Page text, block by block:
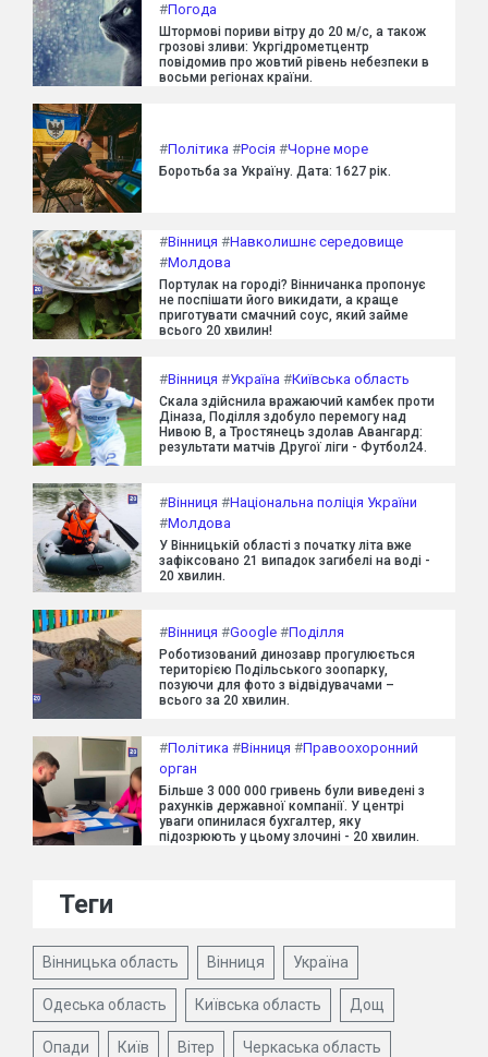
#Погода
Штормові пориви вітру до 20 м/с, а також
грозові зливи: Укргідрометцентр
повідомив про жовтий рівень небезпеки в
восьми регіонах країни.
#Політика #Росія #Чорне море
Боротьба за Україну. Дата: 1627 рік.
#Вінниця #Навколишнє середовище
#Молдова
Портулак на городі? Вінничанка пропонує
не поспішати його викидати, а краще
приготувати смачний соус, який займе
всього 20 хвилин!
#Вінниця #Україна #Київська область
Скала здійснила вражаючий камбек проти
Діназа, Поділля здобуло перемогу над
Нивою В, а Тростянець здолав Авангард:
результати матчів Другої ліги - Футбол24.
#Вінниця #Національна поліція України
#Молдова
У Вінницькій області з початку літа вже
зафіксовано 21 випадок загибелі на воді -
20 хвилин.
#Вінниця #Google #Поділля
Роботизований динозавр прогулюється
територією Подільського зоопарку,
позуючи для фото з відвідувачами –
всього за 20 хвилин.
#Політика #Вінниця #Правоохоронний
орган
Більше 3 000 000 гривень були виведені з
рахунків державної компанії. У центрі
уваги опинилася бухгалтер, яку
підозрюють у цьому злочині - 20 хвилин.
Теги
Вінницька область Вінниця Україна
Одеська область Київська область Дощ
Опади Київ Вітер Черкаська область